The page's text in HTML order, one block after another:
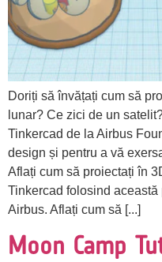
Doriți să învățați cum să
lunar? Ce zici de un
Tinkercad de la Airbus
design și pentru a vă
Aflați cum să proiectați în
Tinkercad folosind
Airbus. Aflați cum să [...]
Moon Camp